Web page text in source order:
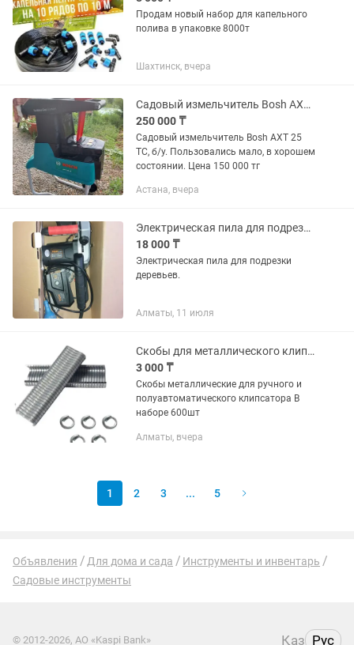
Продам новый набор для капельного
полива в упаковке 8000т
Шахтинск, вчера
Садовый измельчитель Bosh AXT 25 TC
250 000 ₸
Садовый измельчитель Bosh AXT 25
TC, б/у. Пользовались мало, в хорошем
состоянии. Цена 150 000 тг
Астана, вчера
Электрическая пила для подрезки деревьев.
18 000 ₸
Электрическая пила для подрезки
деревьев.
Алматы, 11 июля
Скобы для металлического клипсатора
3 000 ₸
Скобы металлические для ручного и
полуавтоматического клипсатора В
наборе 600шт
Алматы, вчера
1 2 3 ... 5
Объявления Для дома и сада
Инструменты и инвентарь
Садовые инструменты
© 2012-2026, АО «Kaspi Bank» Қаз Рус